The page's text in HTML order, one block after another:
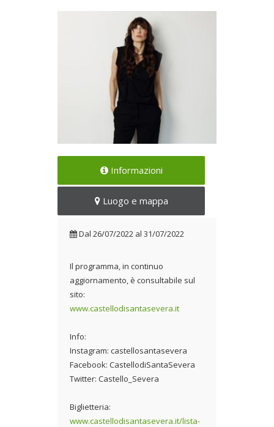
Gli appuntamenti dal 26 al 31
Dal 26/07/2022 al
31/07/2022
Informazioni
Luogo e mappa
Dal 26/07/2022 al 31/07/2022
Il programma, in continuo
aggiornamento, è consultabile sul
sito:
www.castellodisantasevera.it
Info:
Instagram: castellosantasevera
Facebook: CastellodiSantaSevera
Twitter: Castello_Severa
Biglietteria:
www.castellodisantasevera.it/lista-